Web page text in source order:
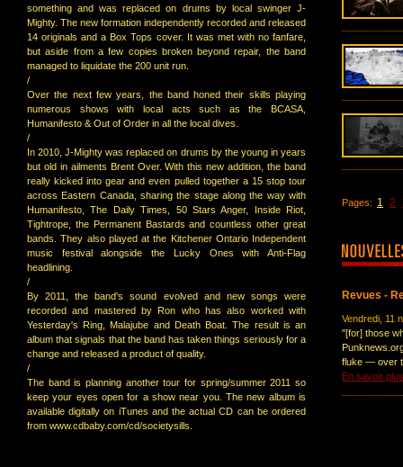
something and was replaced on drums by local swinger J-
Mighty. The new formation independently recorded and released
14 originals and a Box Tops cover. It was met with no fanfare,
but aside from a few copies broken beyond repair, the band
managed to liquidate the 200 unit run.
/
Over the next few years, the band honed their skills playing
numerous shows with local acts such as the BCASA,
Humanifesto & Out of Order in all the local dives.
/
In 2010, J-Mighty was replaced on drums by the young in years
but old in ailments Brent Over. With this new addition, the band
really kicked into gear and even pulled together a 15 stop tour
across Eastern Canada, sharing the stage along the way with
Humanifesto, The Daily Times, 50 Stars Anger, Inside Riot,
Tightrope, the Permanent Bastards and countless other great
bands. They also played at the Kitchener Ontario Independent
music festival alongside the Lucky Ones with Anti-Flag
headlining.
/
By 2011, the band's sound evolved and new songs were
recorded and mastered by Ron who has also worked with
Yesterday's Ring, Malajube and Death Boat. The result is an
album that signals that the band has taken things seriously for a
change and released a product of quality.
/
The band is planning another tour for spring/summer 2011 so
keep your eyes open for a show near you. The new album is
available digitally on iTunes and the actual CD can be ordered
from www.cdbaby.com/cd/societysills.
Pages: 1 2
Revues -
Vendredi, 11
"[for] those
fluke ― over
En savoir plus